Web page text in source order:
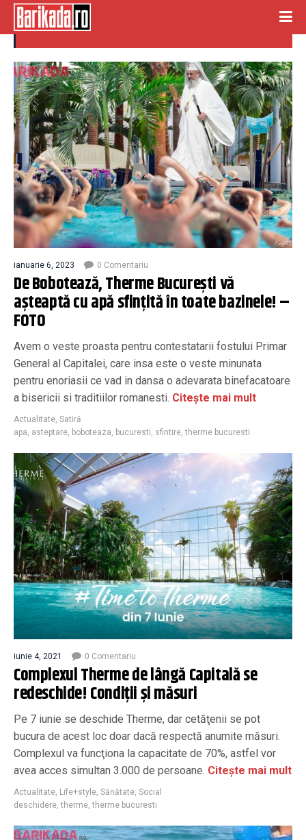
therme bucuresti
ianuarie 6, 2023 0 Comentariu
De Bobotează, Therme Bucureşti vă
aşteaptă cu apă sfinţită în toate bazinele! –
FOTO
Avem o veste proasta pentru contestatarii fostului Primar
General al Capitalei, care insa este o veste minunata
pentru enoriasii ce vad in dansa o adevarata binefacatoare
a bisericii si traditiilor romanesti. Citește mai mult
Actualitate, Satiră
apa, asteptare, boboteaza, bucuresti, sfintire,therme bucuresti
iunie 4, 2021 0 Comentariu
Complexul Therme de lângă Capitală se
redeschide! Condiții și măsuri
Pe 7 iunie se deschide Therme, dar cetăţenii se pot
bucura de acest loc doar dacă respectă anumite măsuri.
Complexul va funcţiona la capacitate de 70%, astfel vor
avea acces simultan 3.000 de persoane. Citește mai mult
Actualitate, Life+style, Sănătate, Social
deschidere,therme,therme bucuresti